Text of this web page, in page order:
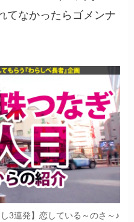
てなかったらゴメンナ
3連発】恋している～のさ～♪